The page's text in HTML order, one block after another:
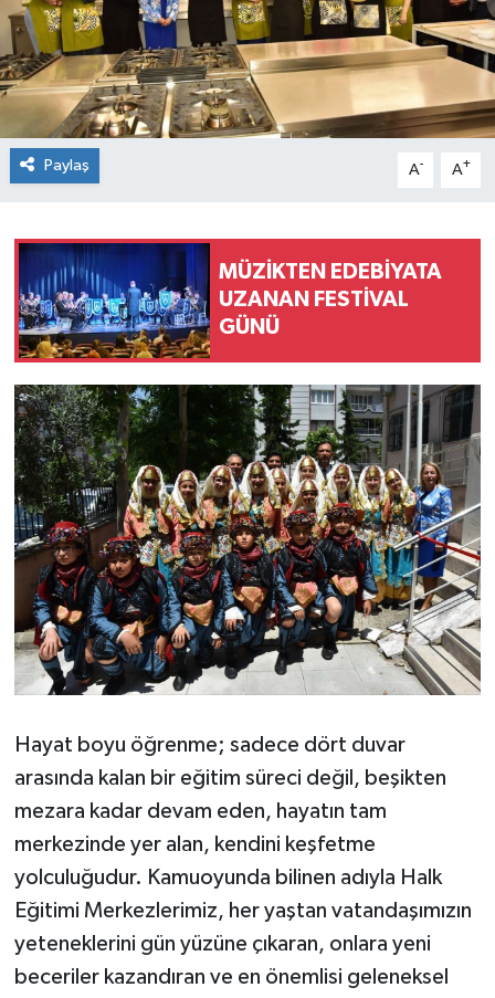
Paylaş A- A+
MÜZİKTEN EDEBİYATA
UZANAN FESTİVAL
GÜNÜ
Hayat boyu öğrenme; sadece dört duvar
arasında kalan bir eğitim süreci değil, beşikten
mezara kadar devam eden, hayatın tam
merkezinde yer alan, kendini keşfetme
yolculuğudur. Kamuoyunda bilinen adıyla Halk
Eğitimi Merkezlerimiz, her yaştan vatandaşımızın
yeteneklerini gün yüzüne çıkaran, onlara yeni
beceriler kazandıran ve en önemlisi geleneksel